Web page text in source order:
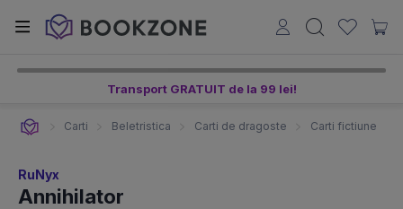
Transport GRATUIT de la 99 lei!
Carti Beletristica Carti de dragoste Carti fictiune
RuNyx
Annihilator